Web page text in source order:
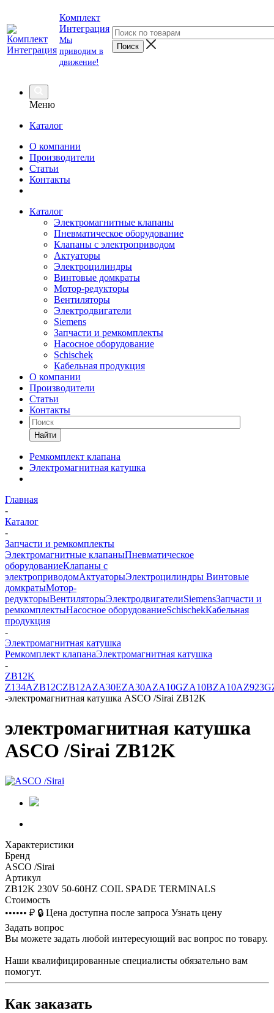
Комплект
Интеграция
Мы
приводим в
движение!
Меню
Каталог
О компании
Производители
Статьи
Контакты
Каталог
Электромагнитные клапаны
Пневматическое оборудование
Клапаны с электроприводом
Актуаторы
Электроцилиндры
Винтовые домкраты
Мотор-редукторы
Вентиляторы
Электродвигатели
Siemens
Запчасти и ремкомплекты
Насосное оборудование
Schischek
Кабельная продукция
О компании
Производители
Статьи
Контакты
Найти
Ремкомплект клапана
Электромагнитная катушка
Главная
-
Каталог
-
Запчасти и ремкомплекты
Электромагнитные клапаныПневматическое
оборудованиеКлапаны с
электроприводомАктуаторыЭлектроцилиндры Винтовые
домкратыМотор-
редукторыВентиляторыЭлектродвигателиSiemensЗапчасти и
ремкомплектыНасосное оборудованиеSchischekКабельная
продукция
-
Электромагнитная катушка
Ремкомплект клапанаЭлектромагнитная катушка
-
ZB12K
Z134AZB12CZB12AZA30EZA30AZA10GZA10BZA10AZ923G
-электромагнитная катушка ASCO /Sirai ZB12K
электромагнитная катушка
ASCO /Sirai ZB12K
Характеристики
Бренд
ASCO /Sirai
Артикул
ZB12K 230V 50-60HZ COIL SPADE TERMINALS
Стоимость
•••••• ₽ 🔒 Цена доступна после запроса Узнать цену
Задать вопрос
Вы можете задать любой интересующий вас вопрос по товару.
Наши квалифицированные специалисты обязательно вам
помогут.
Как заказать